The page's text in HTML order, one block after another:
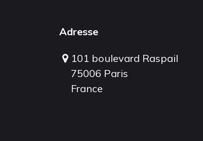
Adresse
101 boulevard Raspail
75006 Paris
France